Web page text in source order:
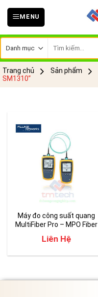
Skip
MENU
kiếm:
Trang chủ Sản phẩm
SM1310”
Máy đo công suất quang
MultiFiber Pro – MPO Fiber
Liên Hệ